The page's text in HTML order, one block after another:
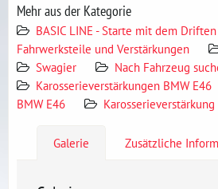
Mehr aus der Kategorie
BASIC LINE - Starte mit dem Driften
Fahrwerksteile und Verstärkungen
Swagier
Nach Fahrzeug
Karosserieverstärkungen BMW E46
BMW E46
Karosserieverstärkung
Galerie Zusätzliche